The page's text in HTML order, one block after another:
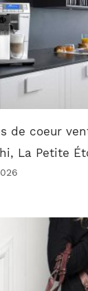
de coeur
La Petite